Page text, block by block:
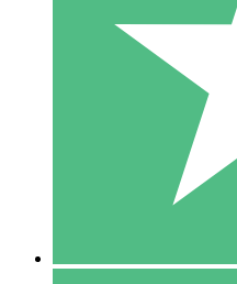
Betaal per gebruik met